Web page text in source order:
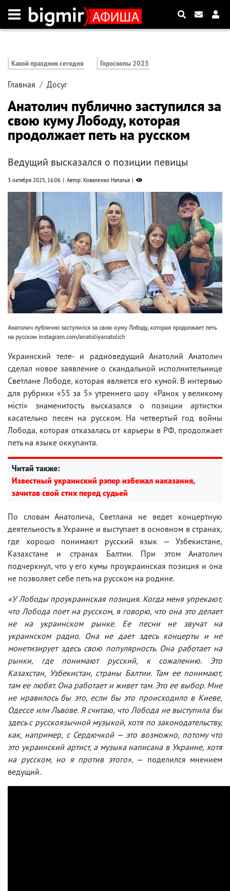
Какой праздник сегодня Гороскопы 2025
Главная Досуг
Анатолич публично заступился за
свою куму Лободу, которая
продолжает петь на русском
Ведущий высказался о позиции певицы
3 октября 2025, 16:06 Автор: Коваленко Наталья
Анатолич публично заступился за свою куму Лободу, которая продолжает петь
на русском instagram.com/anatoliyanatolich
Украинский теле- и радиоведущий Анатолий Анатолич
сделал новое заявление о скандальной исполнительнице
Светлане Лободе, которая является его кумой. В интервью
для рубрики «55 за 5» утреннего шоу «Ранок у великому
місті» знаменитость высказался о позиции артистки
касательно песен на русском. На четвертый год войны
Лобода, которая отказалась от карьеры в РФ, продолжает
петь на языке оккупанта.
Читай также:
Известный украинский рэпер избежал наказания,
зачитав свой стих перед судьей
По словам Анатолича, Светлана не ведет концертную
деятельность в Украине и выступает в основном в странах,
где хорошо понимают русский язык — Узбекистане,
Казахстане и странах Балтии. При этом Анатолич
подчеркнул, что у его кумы проукраинская позиция и она
не позволяет себе петь на русском на родине.
«У Лободы проукраинская позиция. Когда меня упрекают,
что Лобода поет на русском, я говорю, что она это делает
не на украинском рынке. Ее песни не звучат на
украинском радио. Она не дает здесь концерты и не
монетизирует здесь свою популярность. Она работает на
рынки, где понимают русский, к сожалению. Это
Казахстан, Узбекистан, страны Балтии. Там ее понимают,
там ее любят. Она работает и живет там. Это ее выбор. Мне
не нравилось бы это, если бы это происходило в Киеве,
Одессе или Львове. Я считаю, что Лобода не выступила бы
здесь с русскоязычной музыкой, хотя по законодательству,
как, например, с Сердючкой — это возможно, потому что
это украинский артист, а музыка написана в Украине, хотя
на русском, но я против этого», — поделился мнением
ведущий.